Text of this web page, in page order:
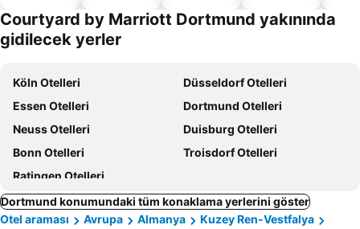
oteller
Courtyard by Marriott Dortmund yakınında
gidilecek yerler
Köln Otelleri
Düsseldorf Otelleri
Essen Otelleri
Dortmund Otelleri
Neuss Otelleri
Duisburg Otelleri
Bonn Otelleri
Troisdorf Otelleri
Ratingen Otelleri
Dortmund konumundaki tüm konaklama yerlerini göster
Otel araması
Avrupa Almanya
Kuzey Ren-Vestfalya